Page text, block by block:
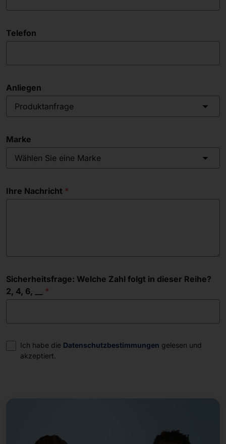
Telefon
Anliegen
Produktanfrage
Marke
Wählen Sie eine Marke
Ihre Nachricht
Sicherheitsfrage: Welche Zahl folgt in dieser Reihe?
2, 4, 6, __
Einwilligung
Ich habe die Datenschutzbestimmungen gelesen und
akzeptiert.